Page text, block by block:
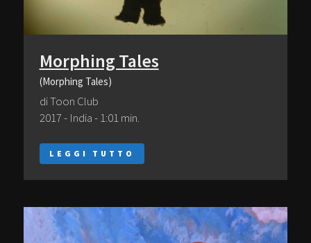
Morphing Tales
(Morphing Tales)
di Toon Club
2017 - India - 1:01 min.
LEGGI TUTTO